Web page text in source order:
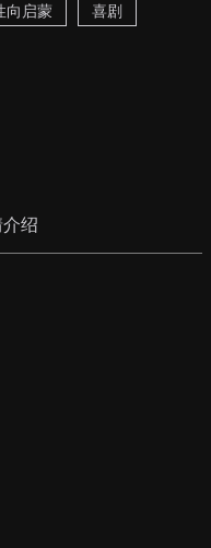
向启蒙 喜剧
绍